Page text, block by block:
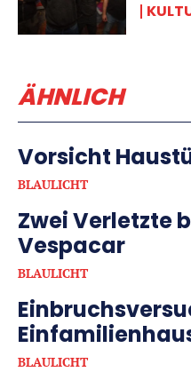
ÄHNLICH
Vorsicht
BLAULICHT
Zwei Verletzte
Vespacar
BLAULICHT
BLAULICHT